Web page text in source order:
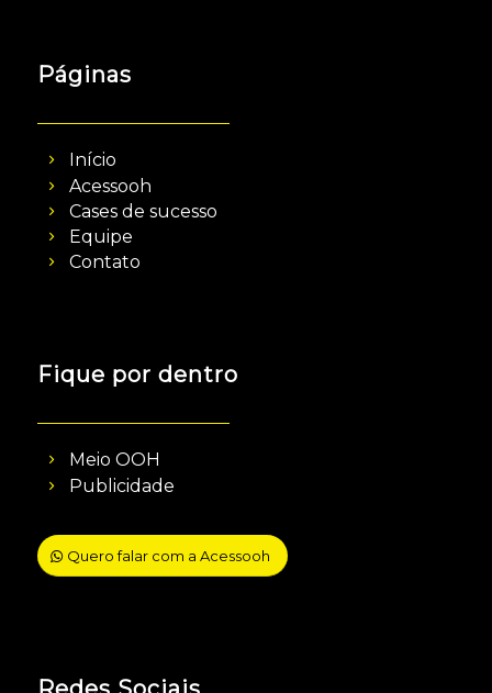
Páginas
Início
Acessooh
Cases de sucesso
Equipe
Contato
Fique por dentro
Meio OOH
Publicidade
Quero falar com a Acessooh